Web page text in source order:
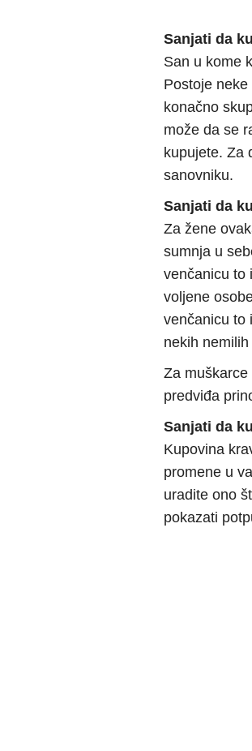
Sanjati da
San u kome
Postoje
konačno
može da se
kupujete. Za
sanovniku.
Sanjati da
Za žene
sumnja u
venčanicu to
voljene
venčanicu to
nekih
Za
predviđa
Sanjati da
Kupovina
promene u
uradite ono
pokazati